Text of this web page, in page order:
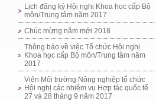
Lịch đăng ký Hội nghị Khoa học cấp Bộ
môn/Trung tâm năm 2017
Chúc mừng năm mới 2018
Thông báo về việc Tổ chức Hội nghị
Khoa học cấp Bộ môn/Trung tâm năm
2017
Viện Môi trường Nông nghiệp tổ chức
Hội nghị các nhiệm vụ Hợp tác quốc tế
27 và 28 tháng 9 năm 2017